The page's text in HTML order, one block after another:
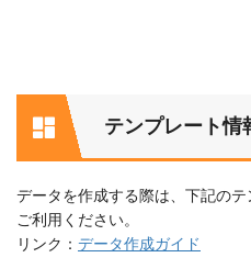
テンプレート情
データを作成する際は、下記の
ご利用ください。
リンク： データ作成ガイド